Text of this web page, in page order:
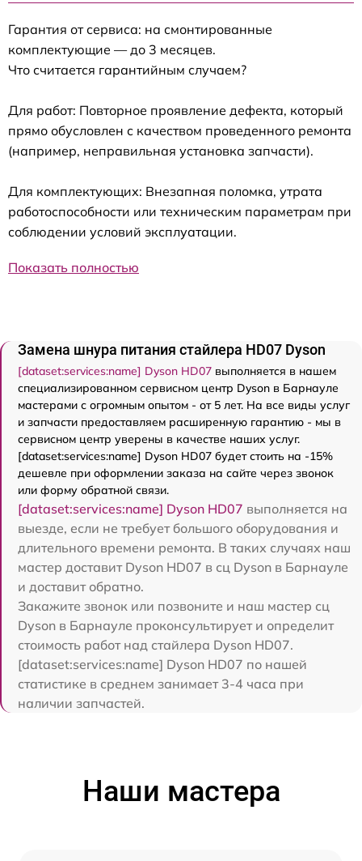
Гарантия от сервиса: на смонтированные
комплектующие — до 3 месяцев.
Что считается гарантийным случаем?
Для работ: Повторное проявление дефекта, который
прямо обусловлен с качеством проведенного ремонта
(например, неправильная установка запчасти).
Для комплектующих: Внезапная поломка, утрата
работоспособности или техническим параметрам при
соблюдении условий эксплуатации.
Показать полностью
Замена шнура питания стайлера HD07 Dyson
[dataset:services:name] Dyson HD07 выполняется в нашем
специализированном сервисном центр Dyson в Барнауле
мастерами с огромным опытом - от 5 лет. На все виды услуг
и запчасти предоставляем расширенную гарантию - мы в
сервисном центр уверены в качестве наших услуг.
[dataset:services:name] Dyson HD07 будет стоить на -15%
дешевле при оформлении заказа на сайте через звонок
или форму обратной связи.
[dataset:services:name] Dyson HD07 выполняется на
выезде, если не требует большого оборудования и
длительного времени ремонта. В таких случаях наш
мастер доставит Dyson HD07 в сц Dyson в Барнауле
и доставит обратно.
Закажите звонок или позвоните и наш мастер сц
Dyson в Барнауле проконсультирует и определит
стоимость работ над стайлера Dyson HD07.
[dataset:services:name] Dyson HD07 по нашей
статистике в среднем занимает 3-4 часа при
наличии запчастей.
Наши мастера